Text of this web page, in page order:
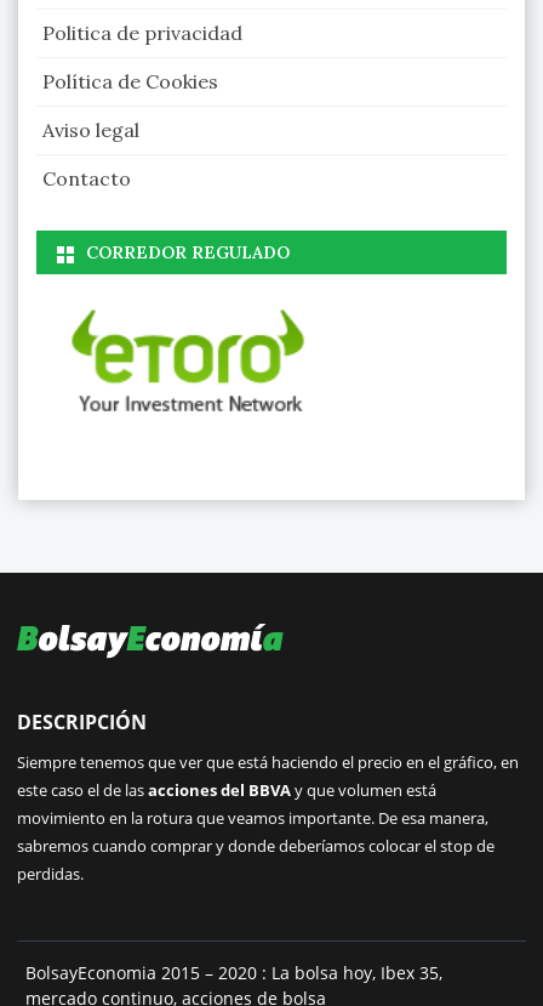
Politica de privacidad
Política de Cookies
Aviso legal
Contacto
CORREDOR REGULADO
DESCRIPCIÓN
Siempre tenemos que ver que está haciendo el precio en el gráfico, en
este caso el de lasacciones del BBVAy que volumen está
movimiento en la rotura que veamos importante. De esa manera,
sabremos cuando comprar y donde deberíamos colocar el stop de
perdidas.
BolsayEconomia 2015 – 2020 : La bolsa hoy, Ibex 35,
mercado continuo, acciones de bolsa